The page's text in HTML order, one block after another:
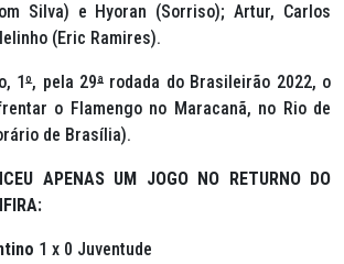
Silva) e Hyoran (Sorriso); Artur, Carlos
(Eric Ramires).
1º, pela 29ª rodada do Brasileirão 2022, o
o Flamengo no Maracanã, no Rio de
de Brasília).
APENAS UM JOGO NO RETURNO DO
1 x 0 Juventude